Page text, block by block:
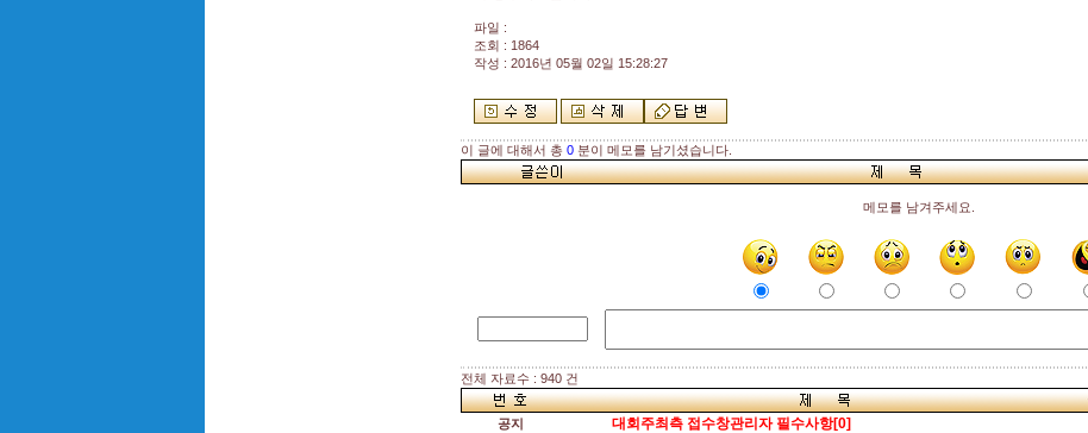
파일 :
조회 : 1864
작성 : 2016년 05월 02일 15:28:27
이 글에 대해서 총 0 분이 메모를 남기셨습니다.
메모를 남겨주세요.
전체 자료수 : 940 건
공지 대회주최측 접수창관리자 필수사항[0]